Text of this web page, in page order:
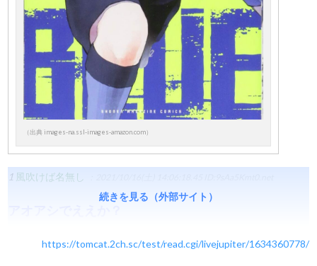
（出典 images-na.ssl-images-amazon.com）
1 風吹けば名無し
https://tomcat.2ch.sc/test/read.cgi/livejupiter/1634360778/
続きを見る（外部サイト）